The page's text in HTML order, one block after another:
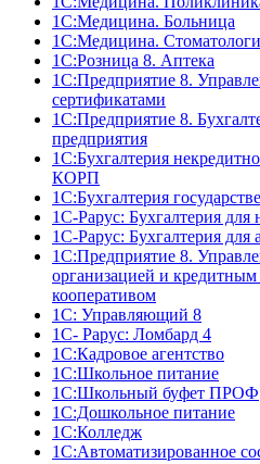
1С:Медицина. Больница
1С:Медицина.
1С:Розница 8. Аптека
1C:Предприятие 8.
сертификатами
1С:Предприятие 8.
предприятия
1C:Бухгалтерия
КОРП
1С:Бухгалтерия
1С-Рарус: Бухгалтерия для
1С-Рарус: Бухгалтерия для
1С:Предприятие 8.
организацией и кредитным
кооперативом
1С: Управляющий 8
1С- Рарус: Ломбард 4
1С:Кадровое агентство
1С:Школьное питание
1С:Школьный буфет ПРОФ
1C:Дошкольное питание
1С:Колледж
1С:Автоматизированное